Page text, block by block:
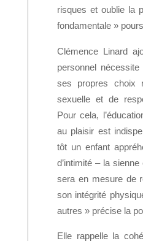
risques et oublie la
fondamentale »
Clémence Linard
personnel
ses propres choix
sexuelle et de
Pour cela,
au plaisir est
tôt un enfant
d’intimité – la
sera en mesure de
son intégrité
autres » précise la
Elle rappelle la